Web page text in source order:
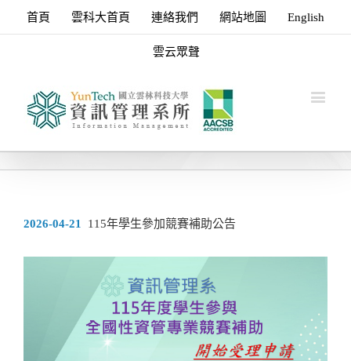
首頁 雲科大首頁 連絡我們 網站地圖 English
雲云眾聲
2026-04-21 115年學生參加競賽補助公告